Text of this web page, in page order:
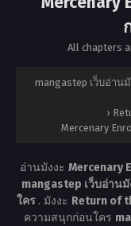
All chapters
mangastep เว็บอ่า
›
Mercenary
อ่านมังงะ Mercenary
mangastep เว็บอ่าน
ใคร . มังงะ Return of
ความสนุกก่อนใคร